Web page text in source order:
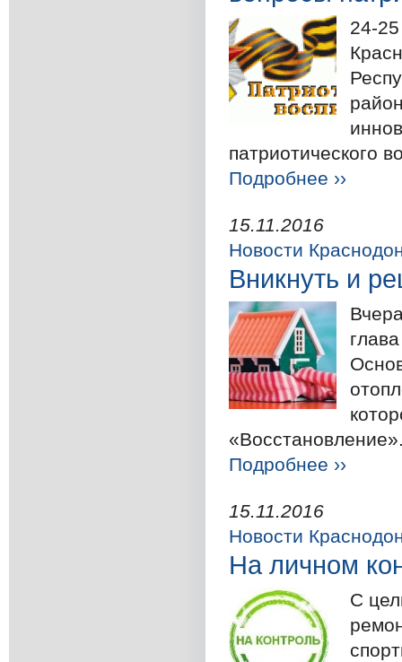
24-
патриотического
Подробнее ››
15.11.2016
Новости
Вникнуть и
Подробнее ››
15.11.2016
Новости
На личном
С